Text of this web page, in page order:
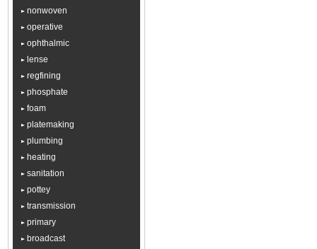
nonwoven
operative
ophthalmic
lense
regfining
phosphate
foam
platemaking
plumbing
heating
sanitation
pottey
transmission
primary
broadcast